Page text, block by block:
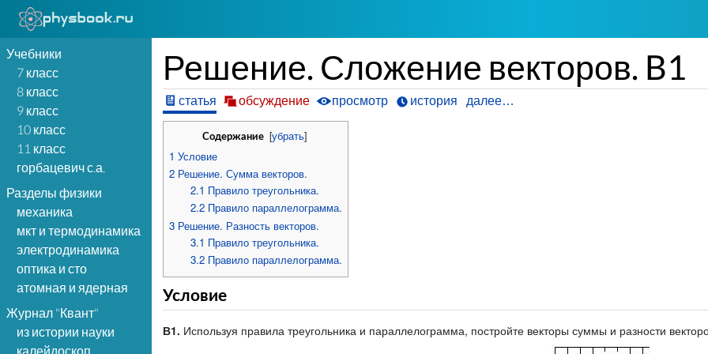
Учебники
7 класс
8 класс
9 класс
10 класс
11 класс
горбацевич с.а.
Разделы физики
механика
мкт и термодинамика
электродинамика
оптика и сто
атомная и ядерная
Журнал "Квант"
из истории науки
калейдоскоп
Решение. Сложение векторов. B1
статья обсуждение просмотр история далее…
Содержание [убрать]
1 Условие
2 Решение. Сумма векторов.
2.1 Правило треугольника.
2.2 Правило параллелограмма.
3 Решение. Разность векторов.
3.1 Правило треугольника.
3.2 Правило параллелограмма.
Условие
В1. Используя правила треугольника и параллелограмма, постройте векторы суммы и разности